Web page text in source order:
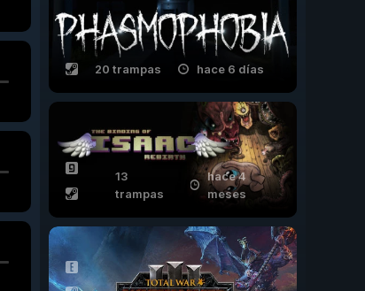
20 trampas hace 6 días
13
trampas
hace 4
meses